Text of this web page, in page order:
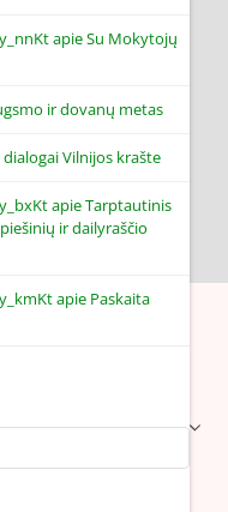
apieSu Mokytojų
ir dovanų metas
dialogai Vilnijos krašte
apieTarptautinis
ir dailyraščio
apie Paskaita